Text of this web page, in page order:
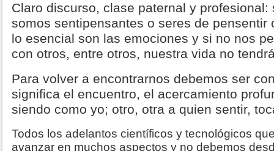
Claro discurso, clase paternal y
somos sentipensantes o seres de pensentir
lo esencial son las emociones y si no nos
con otros, entre otros, nuestra vida no
Para volver a encontrarnos debemos ser
significa el encuentro, el acercamiento
siendo como yo; otro, otra a quien sentir,
Todos los adelantos científicos y tecnológicos
avanzar en muchos aspectos y no debemos